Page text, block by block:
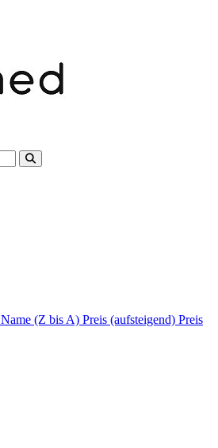
Name (Z bis A) Preis (aufsteigend) Preis